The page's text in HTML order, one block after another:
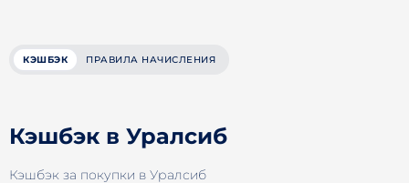
КЭШБЭК ПРАВИЛА НАЧИСЛЕНИЯ
Кэшбэк в Уралсиб
Кэшбэк за покупки в Уралсиб